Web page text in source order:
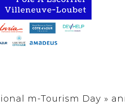
m-Tourism Day »